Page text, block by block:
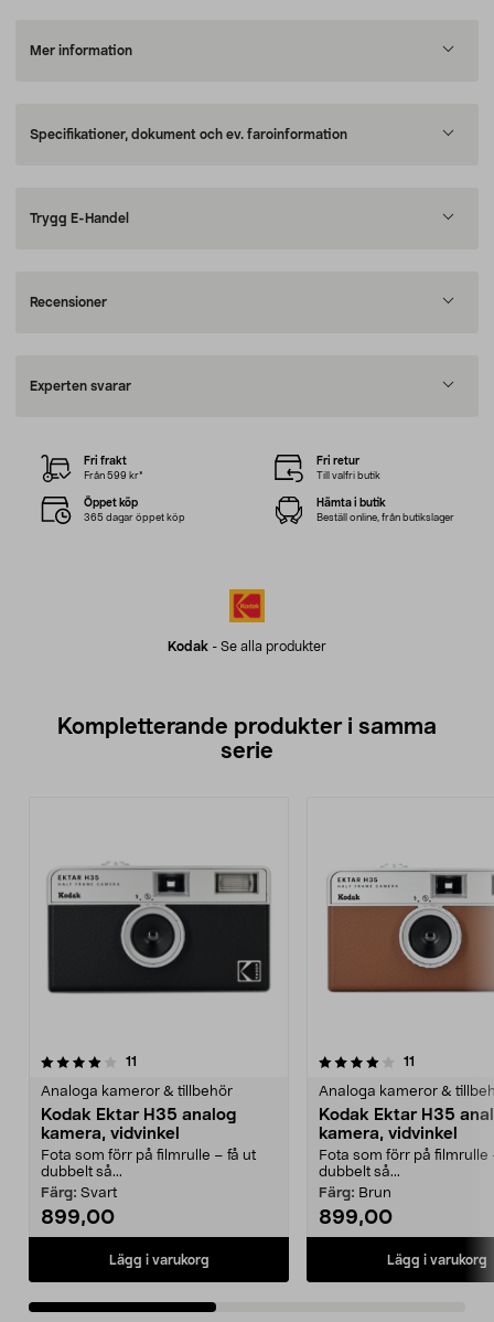
Mer information
Specifikationer, dokument och ev. faroinformation
Trygg E-Handel
Recensioner
Experten svarar
Kodak - Se alla produkter
Fri frakt
Från 599 kr*
Fri retur
Till valfri butik
Öppet köp
365 dagar öppet köp
Hämta i butik
Beställ online, från butikslager
Kompletterande produkter i samma
serie
11
Analoga kameror & tillbehör
Kodak Ektar H35 analog
kamera, vidvinkel
Fota som förr på filmrulle – få ut
dubbelt så...
Färg: Svart
899,00
Lägg i varukorg
4.0av 5 stjärnor 11
Analoga kameror &
Kodak Ektar H35
kamera, vidvinkel
Fota som förr på filmrulle
dubbelt så...
Färg: Brun
899,00
Lägg i varukorg
4.0av 5 stjärnor